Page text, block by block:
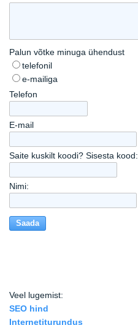
Palun võtke minuga ühendust
telefonil
e-mailiga
Telefon
E-mail
Saite kuskilt koodi? Sisesta kood:
Nimi:
Veel lugemist:
SEO hind
Internetiturundus